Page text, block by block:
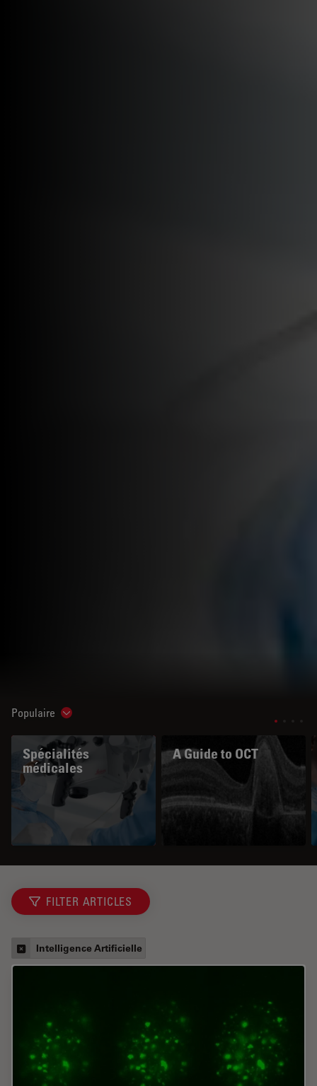
Populaire Show subnavigation
Spécialités
médicales
A Guide to OCT
FILTER ARTICLES
Intelligence Artificielle